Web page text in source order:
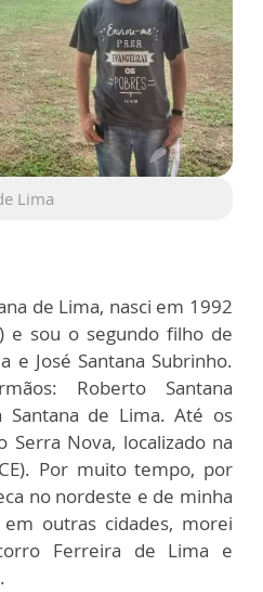
Lima
de Lima, nasci em 1992
e sou o segundo filho de
e José Santana Subrinho.
Roberto Santana
Santana de Lima. Até os
Serra Nova, localizado na
Por muito tempo, por
no nordeste e de minha
outras cidades, morei
Ferreira de Lima e